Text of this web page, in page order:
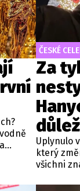
ČESKÉ
Za
Uplynulo
který
všichni
životní